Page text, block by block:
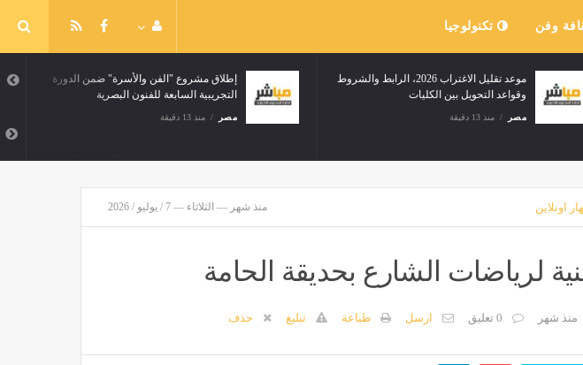
وفن تكنولوجيا
إطلاق مشروع "الفن والأسرة" ضمن الدورة
التجريبية السابعة للفنون البصرية
مصر منذ 13 دقيقة
موعد تقليل الاغتراب 2026، الرابط والشروط
وقواعد التحويل بين الكليات
مصر منذ 13 دقيقة
اونلاين منذ شهر — الثلاثاء — 7 / يوليو / 2026
لرياضات الشارع بحديقة الحامة
منذ شهر 0 تعليق ارسل طباعة تبليغ حذف